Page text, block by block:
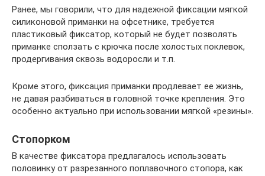
Ранее, мы говорили, что для надежной фиксации мягкой
силиконовой приманки на офсетнике, требуется
пластиковый фиксатор, который не будет позволять
приманке сползать с крючка после холостых поклевок,
продергивания сквозь водоросли и т.п.
Кроме этого, фиксация приманки продлевает ее жизнь,
не давая разбиваться в головной точке крепления. Это
особенно актуально при использовании мягкой «резины».
Стопорком
В качестве фиксатора предлагалось использовать
половинку от разрезанного поплавочного стопора, как